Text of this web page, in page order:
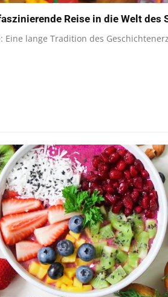
Reise in die Welt des
Eine lange Tradition des